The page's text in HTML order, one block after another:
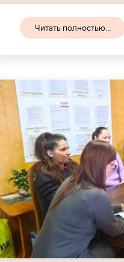
Читать полностью...